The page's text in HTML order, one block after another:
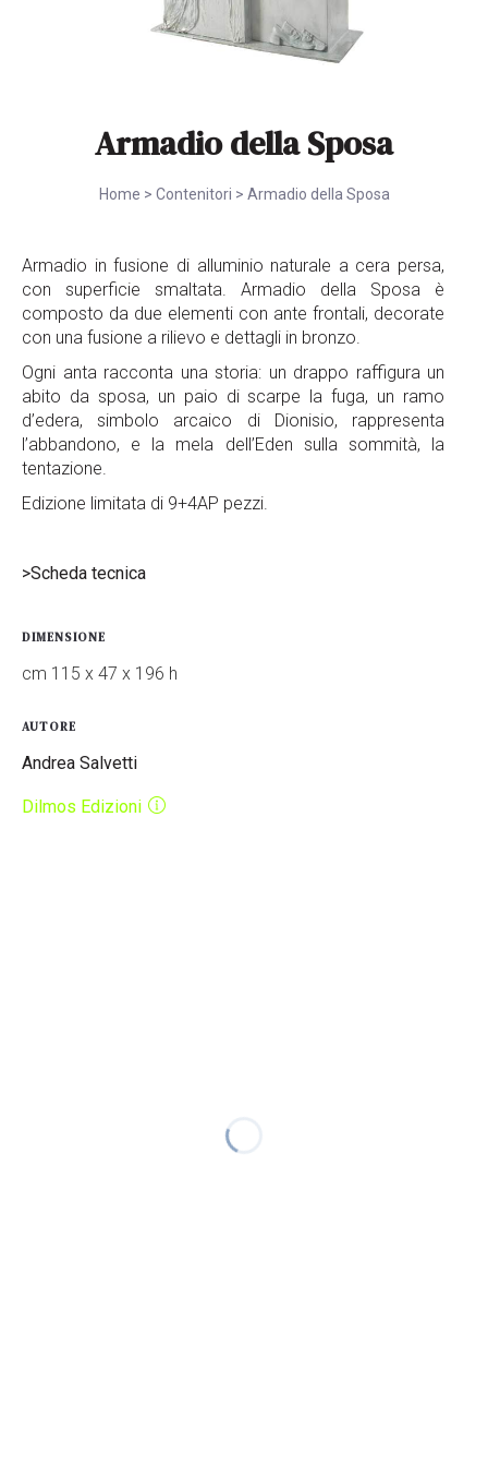
Armadio della Sposa
Home > Contenitori > Armadio della Sposa
Armadio in fusione di alluminio naturale a cera persa,
con superficie smaltata. Armadio della Sposa è
composto da due elementi con ante frontali, decorate
con una fusione a rilievo e dettagli in bronzo.
Ogni anta racconta una storia: un drappo raffigura un
abito da sposa, un paio di scarpe la fuga, un ramo
d’edera, simbolo arcaico di Dionisio, rappresenta
l’abbandono, e la mela dell’Eden sulla sommità, la
tentazione.
Edizione limitata di 9+4AP pezzi.
>Scheda tecnica
DIMENSIONE
cm 115 x 47 x 196 h
AUTORE
Andrea Salvetti
Dilmos Edizioni